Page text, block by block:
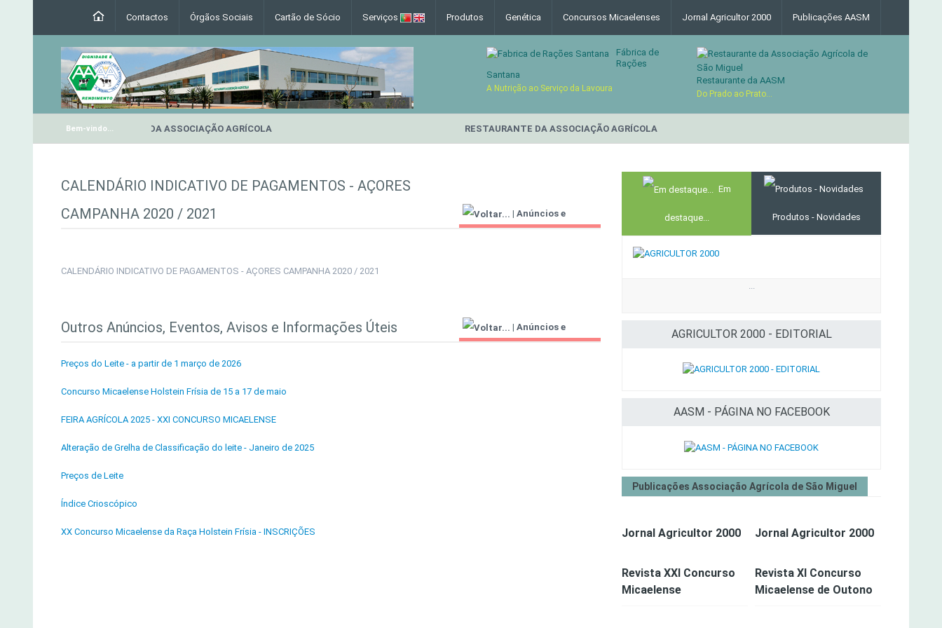
Contactos Órgãos Sociais Cartão de Sócio Serviços Produtos Genética Concursos Micaelenses Jornal Agricultor 2000 Publicações AASM
Fábrica de
Rações
Santana
A Nutrição ao Serviço da Lavoura
Restaurante da AASM
Do Prado ao Prato...
Bem-vindo...
RESTAURANTE DA ASSOCIAÇÃO AGRÍCOLA RESTAURANTE DA ASSOCIAÇÃO AGRÍCOLA
CALENDÁRIO INDICATIVO DE PAGAMENTOS - AÇORES
CAMPANHA 2020 / 2021
| Anúncios e
CALENDÁRIO INDICATIVO DE PAGAMENTOS - AÇORES CAMPANHA 2020 / 2021
Outros Anúncios, Eventos, Avisos e Informações Úteis | Anúncios e
Preços do Leite - a partir de 1 março de 2026
Concurso Micaelense Holstein Frísia de 15 a 17 de maio
FEIRA AGRÍCOLA 2025 - XXI CONCURSO MICAELENSE
Alteração de Grelha de Classificação do leite - Janeiro de 2025
Preços de Leite
Índice Crioscópico
XX Concurso Micaelense da Raça Holstein Frísia - INSCRIÇÕES
Em
destaque... Produtos - Novidades
AGRICULTOR 2000 - EDITORIAL
AASM - PÁGINA NO FACEBOOK
Publicações Associação Agrícola de São Miguel
Jornal Agricultor 2000 Jornal Agricultor 2000
Revista XXI Concurso
Micaelense
Revista XI Concurso
Micaelense de Outono